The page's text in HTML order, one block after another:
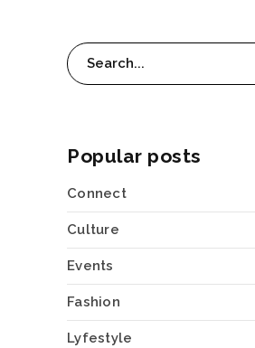
Search
for:
Popular posts
Connect
Culture
Events
Fashion
Lyfestyle